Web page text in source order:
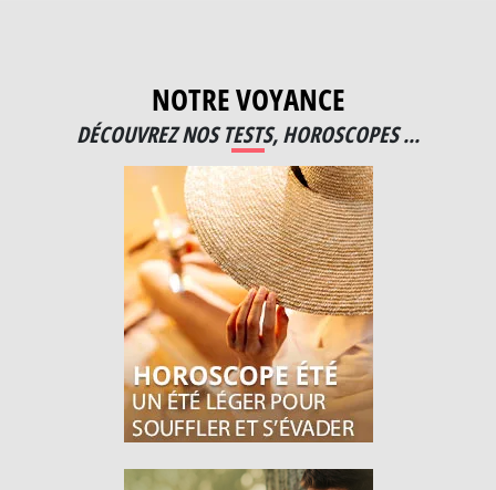
NOTRE VOYANCE
DÉCOUVREZ NOS TESTS, HOROSCOPES ...